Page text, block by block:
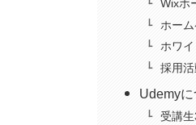
Wixホ
ホー
ホワ
採用
Udemyに
受講